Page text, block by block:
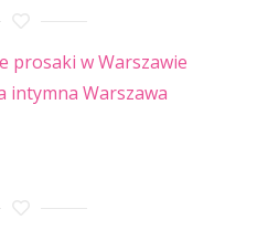
prosaki w Warszawie
intymna Warszawa